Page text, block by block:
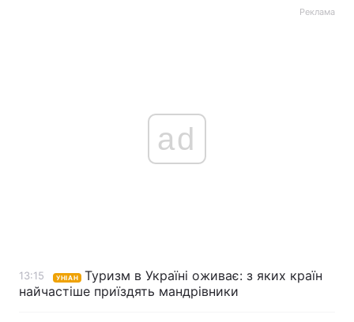
Реклама
ad
13:15 УНІАН
Туризм в Україні оживає: з яких країн
найчастіше приїздять мандрівники